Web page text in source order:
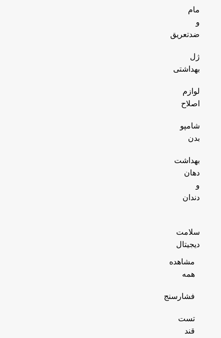
مام
و
ضدتعریق
ژل
بهداشتی
لوازم
اصلاح
شامپو
بدن
بهداشت
دهان
و
دندان
سلامت
دیجیتال
مشاهده
همه
فشارسنج
تست
قند